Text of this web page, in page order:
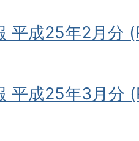
平成25年2月分
平成25年3月分